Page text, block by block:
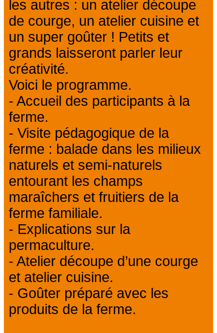
les autres : un atelier découpe
de courge, un atelier cuisine et
un super goûter ! Petits et
grands laisseront parler leur
créativité.
Voici le programme.
- Accueil des participants à la
ferme.
- Visite pédagogique de la
ferme : balade dans les milieux
naturels et semi-naturels
entourant les champs
maraîchers et fruitiers de la
ferme familiale.
- Explications sur la
permaculture.
- Atelier découpe d’une courge
et atelier cuisine.
- Goûter préparé avec les
produits de la ferme.